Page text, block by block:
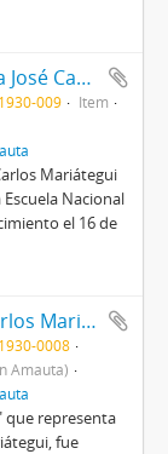
Maqueta del monumento a José Carlos Mariátegui diseñado por Artemio Ocaña
009
Item
Mariátegui
Nacional
el 16 de
Agonía - Muerte de José Carlos Mariátegui
0008
Amauta)
que representa
fue